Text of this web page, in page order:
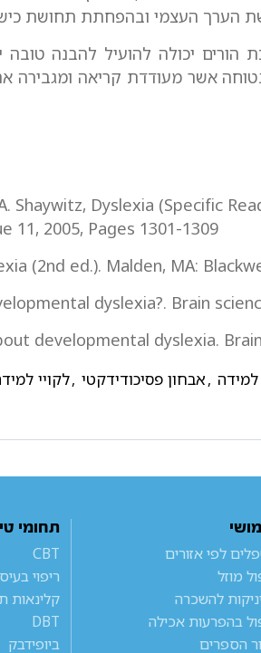
הערך העצמי ובהפחתת תחושת
הורים יכולה להועיל להבנה טובה
אשר מעודדת קריאה ומגבירה
Shaywitz, Dyslexia (Specific
11, 2005, Pages 1301-1309
(2nd ed.). Malden, MA:
dyslexia?. Brain
developmental dyslexia.
למידה ,אבחון פסיכודידקטי ,לקויי
לפי אזורים
מוזל
להשכרה
בהפרעות אכילה
הספרים
תחומי
CBT
ריפוי
קלינאות
DBT
ביופידבק